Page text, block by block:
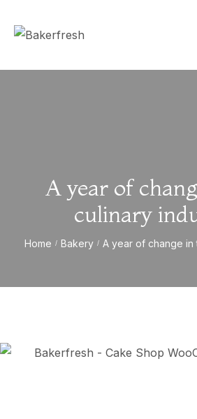
A year of
culinary
Home / Bakery / A year of change in